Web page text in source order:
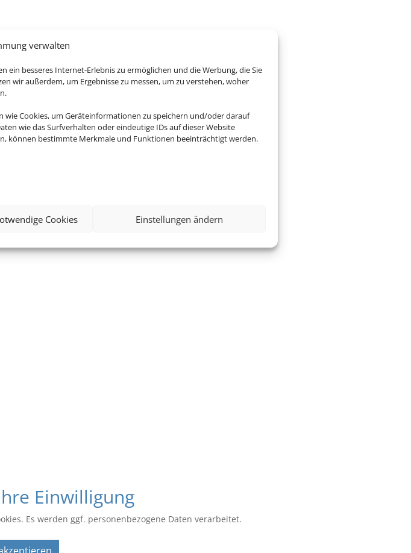
verwalten
ein besseres Internet-Erlebnis zu ermöglichen und die Werbung, die Sie
wir außerdem, um Ergebnisse zu messen, um zu verstehen, woher
Cookies, um Geräteinformationen zu speichern und/oder darauf
wie das Surfverhalten oder eindeutige IDs auf dieser Website
können bestimmte Merkmale und Funktionen beeinträchtigt werden.
Cookies Einstellungen ändern
Einwilligung
Es werden ggf. personenbezogene Daten verarbeitet.